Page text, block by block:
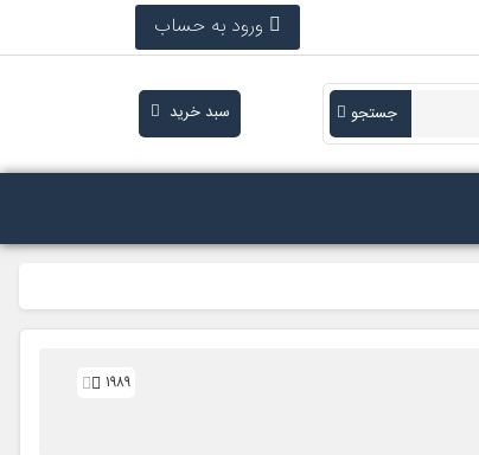
ورود به حساب
جستجو سبد خرید
1989